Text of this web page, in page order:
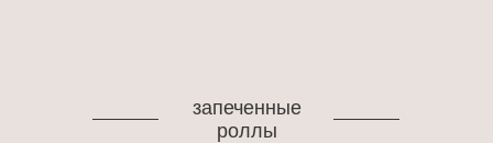
запеченные
роллы